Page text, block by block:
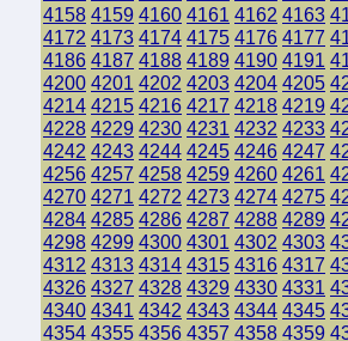
4158 4159 4160 4161 4162 4163
4172 4173 4174 4175 4176 4177
4186 4187 4188 4189 4190 4191
4200 4201 4202 4203 4204 4205
4214 4215 4216 4217 4218 4219
4228 4229 4230 4231 4232 4233
4242 4243 4244 4245 4246 4247
4256 4257 4258 4259 4260 4261
4270 4271 4272 4273 4274 4275
4284 4285 4286 4287 4288 4289
4298 4299 4300 4301 4302 4303
4312 4313 4314 4315 4316 4317
4326 4327 4328 4329 4330 4331
4340 4341 4342 4343 4344 4345
4354 4355 4356 4357 4358 4359